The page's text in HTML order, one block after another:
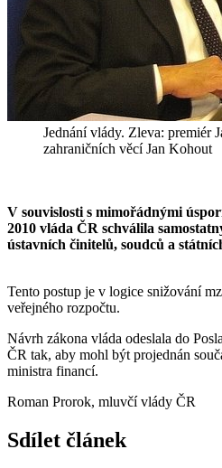
Jednání vlády. Zleva: premiér
zahraničních věcí Jan Kohout
V souvislosti s mimořádnými
2010 vláda ČR schválila
ústavních činitelů, soudců a
Tento postup je v logice snižování
veřejného rozpočtu.
Návrh zákona vláda odeslala do
ČR tak, aby mohl být projednán
ministra financí.
Roman Prorok, mluvčí vlády ČR
Sdílet článek